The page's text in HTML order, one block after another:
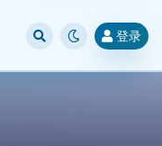
登录